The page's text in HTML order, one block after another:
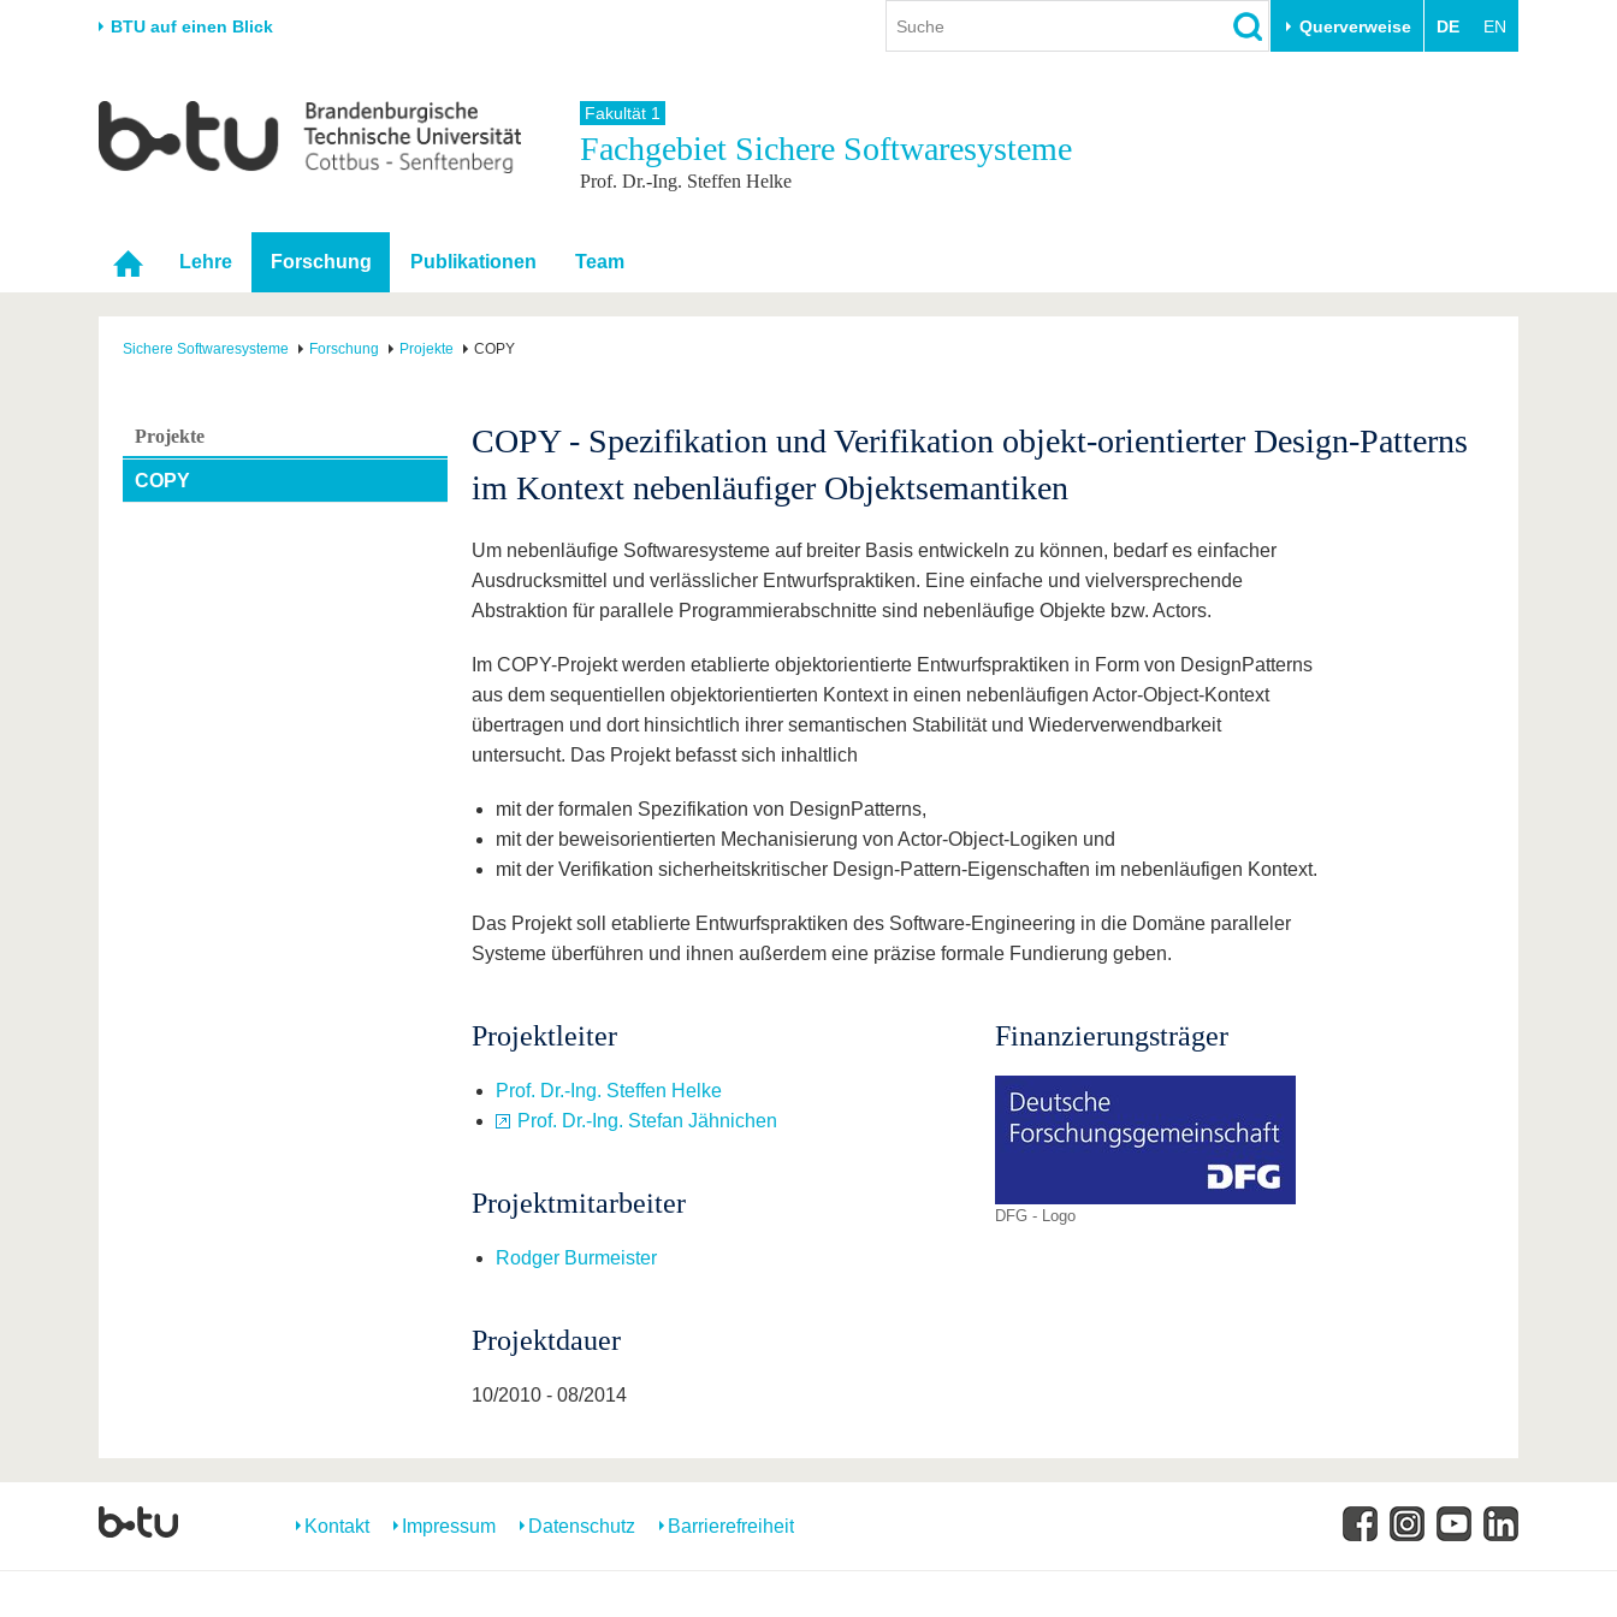
BTU auf einen Blick Querverweise DE EN
Universität
Karriere & Engagement
Partnerschaften &
Strukturwandel
Forschung
Förderung
Wissenschaftlicher
Nachwuchs
Studium
Studienangebot
Im Studium
Nach dem Studium
International
Internationales Profil
Für internationale
Studierende
Weiterbildung
Innovative Transferprojekte
BTU & Region erleben
Fakultät 1
Fachgebiet Sichere Softwaresysteme
Prof. Dr.-Ing. Steffen Helke
Lehre Forschung Publikationen Team
Sichere Softwaresysteme Forschung Projekte COPY
Projekte
COPY
COPY - Spezifikation und Verifikation objekt-orientierter Design-Patterns
im Kontext nebenläufiger Objektsemantiken
Um nebenläufige Softwaresysteme auf breiter Basis entwickeln zu können, bedarf es einfacher
Ausdrucksmittel und verlässlicher Entwurfspraktiken. Eine einfache und vielversprechende
Abstraktion für parallele Programmierabschnitte sind nebenläufige Objekte bzw. Actors.
Im COPY-Projekt werden etablierte objektorientierte Entwurfspraktiken in Form von DesignPatterns
aus dem sequentiellen objektorientierten Kontext in einen nebenläufigen Actor-Object-Kontext
übertragen und dort hinsichtlich ihrer semantischen Stabilität und Wiederverwendbarkeit
untersucht. Das Projekt befasst sich inhaltlich
mit der formalen Spezifikation von DesignPatterns,
mit der beweisorientierten Mechanisierung von Actor-Object-Logiken und
mit der Verifikation sicherheitskritischer Design-Pattern-Eigenschaften im nebenläufigen Kontext.
Das Projekt soll etablierte Entwurfspraktiken des Software-Engineering in die Domäne paralleler
Systeme überführen und ihnen außerdem eine präzise formale Fundierung geben.
Projektleiter
Prof. Dr.-Ing. Steffen Helke
Prof. Dr.-Ing. Stefan Jähnichen
Projektmitarbeiter
Rodger Burmeister
Projektdauer
10/2010 - 08/2014
Finanzierungsträger
DFG - Logo
Kontakt Impressum Datenschutz Barrierefreiheit